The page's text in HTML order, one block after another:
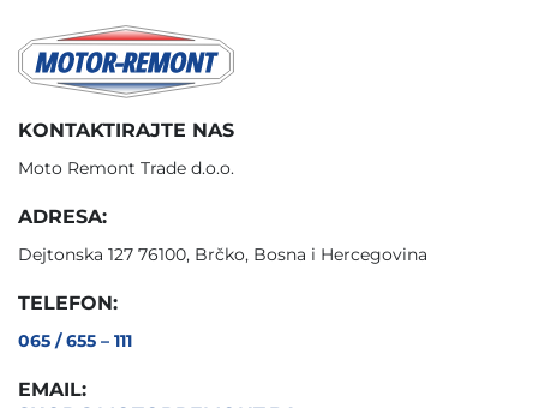
KONTAKTIRAJTE NAS
Moto Remont Trade d.o.o.
ADRESA:
Dejtonska 127 76100, Brčko, Bosna i Hercegovina
TELEFON:
065 / 655 – 111
EMAIL: